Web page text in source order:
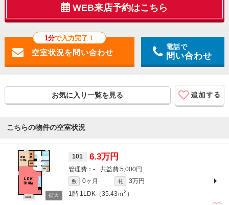
WEB来店予約はこちら
1分で入力完了！
電話で
問い合わせ
お気に入り一覧を見る
こちらの物件の空室状況
101 6.3万円
- 5,000円
敷 0ヶ月 礼
3万円
1階 1LDK（35.43ｍ2 ）